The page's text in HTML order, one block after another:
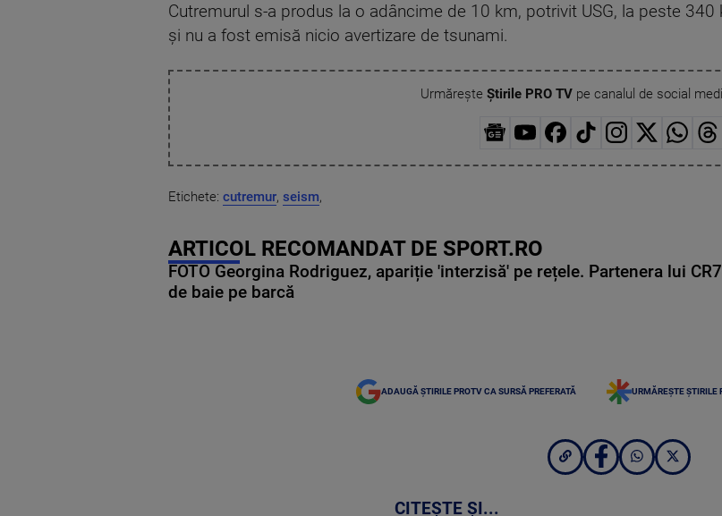
Cutremurul s-a produs la o adâncime de 10 km, potrivit USG, la peste
şi nu a fost emisă nicio avertizare de tsunami.
Urmărește Știrile PRO TVpe canalul de social
Etichete: cutremur, seism,
ARTICOL RECOMANDAT DE SPORT.RO
FOTO Georgina Rodriguez, apariție 'interzisă' pe rețele. Partenera lui
de baie pe barcă
ADAUGĂ ȘTIRILE PROTV CA SURSĂ PREFERATĂ URMĂREȘTE ȘTIRILE
CITEȘTE ȘI...